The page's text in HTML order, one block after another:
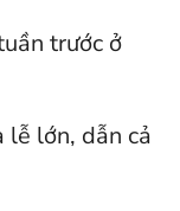
trước ở
lễ lớn, dẫn cả